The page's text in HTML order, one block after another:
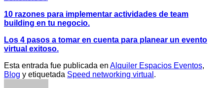
10 razones para implementar actividades de team
building en tu negocio.
Los 4 pasos a tomar en cuenta para planear un evento
virtual exitoso.
Esta entrada fue publicada en Alquiler Espacios Eventos,
Blog y etiquetada Speed networking virtual .